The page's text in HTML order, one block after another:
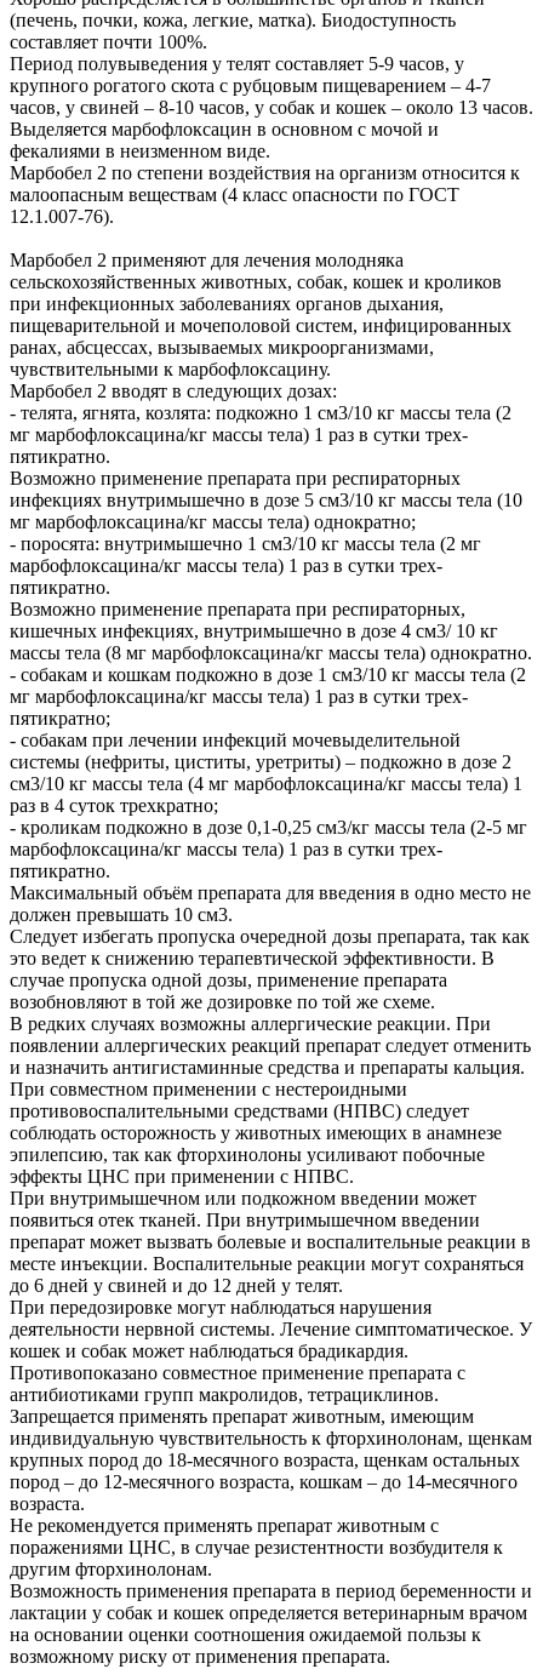
(печень, почки, кожа, легкие, матка). Биодоступность
составляет почти 100%.
Период полувыведения у телят составляет 5-9 часов, у
крупного рогатого скота с рубцовым пищеварением – 4-7
часов, у свиней – 8-10 часов, у собак и кошек – около 13 часов.
Выделяется марбофлоксацин в основном с мочой и
фекалиями в неизменном виде.
Марбобел 2 по степени воздействия на организм относится к
малоопасным веществам (4 класс опасности по ГОСТ
12.1.007-76).
Марбобел 2 применяют для лечения молодняка
сельскохозяйственных животных, собак, кошек и кроликов
при инфекционных заболеваниях органов дыхания,
пищеварительной и мочеполовой систем, инфицированных
ранах, абсцессах, вызываемых микроорганизмами,
чувствительными к марбофлоксацину.
Марбобел 2 вводят в следующих дозах:
- телята, ягнята, козлята: подкожно 1 см3/10 кг массы тела (2
мг марбофлоксацина/кг массы тела) 1 раз в сутки трех-
пятикратно.
Возможно применение препарата при респираторных
инфекциях внутримышечно в дозе 5 см3/10 кг массы тела (10
мг марбофлоксацина/кг массы тела) однократно;
- поросята: внутримышечно 1 см3/10 кг массы тела (2 мг
марбофлоксацина/кг массы тела) 1 раз в сутки трех-
пятикратно.
Возможно применение препарата при респираторных,
кишечных инфекциях, внутримышечно в дозе 4 см3/ 10 кг
массы тела (8 мг марбофлоксацина/кг массы тела) однократно.
- собакам и кошкам подкожно в дозе 1 см3/10 кг массы тела (2
мг марбофлоксацина/кг массы тела) 1 раз в сутки трех-
пятикратно;
- собакам при лечении инфекций мочевыделительной
системы (нефриты, циститы, уретриты) – подкожно в дозе 2
см3/10 кг массы тела (4 мг марбофлоксацина/кг массы тела) 1
раз в 4 суток трехкратно;
- кроликам подкожно в дозе 0,1-0,25 см3/кг массы тела (2-5 мг
марбофлоксацина/кг массы тела) 1 раз в сутки трех-
пятикратно.
Максимальный объём препарата для введения в одно место не
должен превышать 10 см3.
Следует избегать пропуска очередной дозы препарата, так как
это ведет к снижению терапевтической эффективности. В
случае пропуска одной дозы, применение препарата
возобновляют в той же дозировке по той же схеме.
В редких случаях возможны аллергические реакции. При
появлении аллергических реакций препарат следует отменить
и назначить антигистаминные средства и препараты кальция.
При совместном применении с нестероидными
противовоспалительными средствами (НПВС) следует
соблюдать осторожность у животных имеющих в анамнезе
эпилепсию, так как фторхинолоны усиливают побочные
эффекты ЦНС при применении с НПВС.
При внутримышечном или подкожном введении может
появиться отек тканей. При внутримышечном введении
препарат может вызвать болевые и воспалительные реакции в
месте инъекции. Воспалительные реакции могут сохраняться
до 6 дней у свиней и до 12 дней у телят.
При передозировке могут наблюдаться нарушения
деятельности нервной системы. Лечение симптоматическое. У
кошек и собак может наблюдаться брадикардия.
Противопоказано совместное применение препарата с
антибиотиками групп макролидов, тетрациклинов.
Запрещается применять препарат животным, имеющим
индивидуальную чувствительность к фторхинолонам, щенкам
крупных пород до 18-месячного возраста, щенкам остальных
пород – до 12-месячного возраста, кошкам – до 14-месячного
возраста.
Не рекомендуется применять препарат животным с
поражениями ЦНС, в случае резистентности возбудителя к
другим фторхинолонам.
Возможность применения препарата в период беременности и
лактации у собак и кошек определяется ветеринарным врачом
на основании оценки соотношения ожидаемой пользы к
возможному риску от применения препарата.